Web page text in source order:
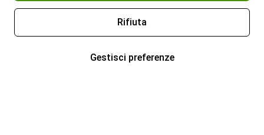
Rifiuta
Gestisci preferenze